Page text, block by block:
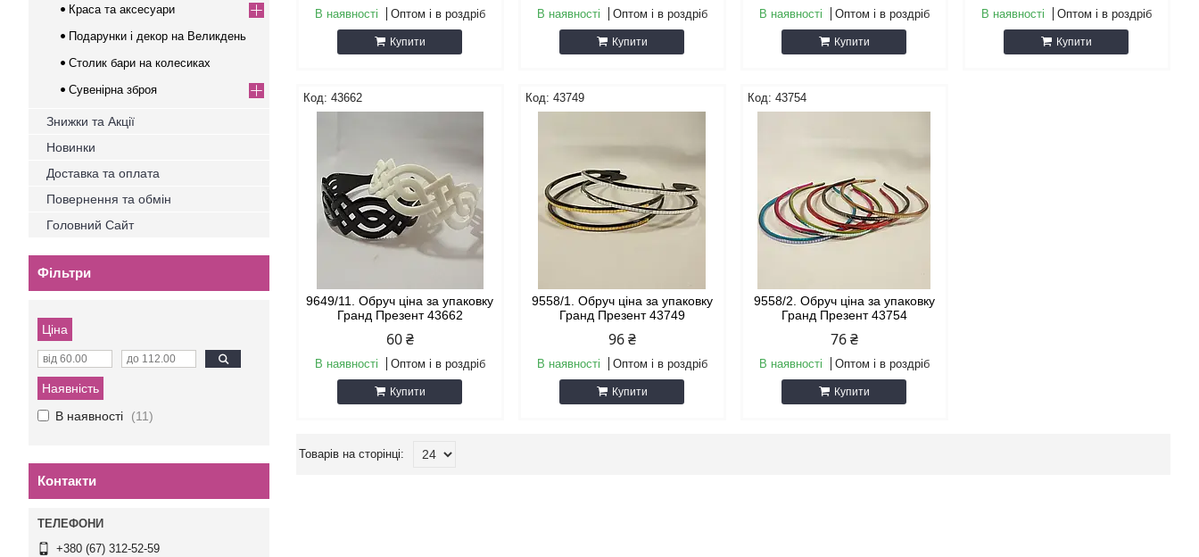
В наявності Оптом і в роздріб
Купити
В наявності Оптом і в роздріб
Купити
В наявності Оптом і в роздріб
Купити
В наявності Оптом і в роздріб
Купити
43662
9649/11. Обруч ціна за упаковку
Гранд Презент 43662
60 ₴
В наявності Оптом і в роздріб
Купити
43749
9558/1. Обруч ціна за упаковку
Гранд Презент 43749
96 ₴
В наявності Оптом і в роздріб
Купити
43754
9558/2. Обруч ціна за упаковку
Гранд Презент 43754
76 ₴
В наявності Оптом і в роздріб
Купити
Краса та аксесуари
Подарунки і декор на Великдень
Столик бари на колесиках
Сувенірна зброя
Знижки та Акції
Новинки
Доставка та оплата
Повернення та обмін
Головний Сайт
Фільтри
Ціна
Наявність
В наявності
11
Контакти
+380 (67) 312-52-59